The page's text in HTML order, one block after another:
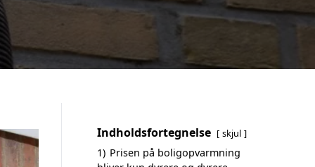
Indholdsfortegnelse skjul
1) Prisen på boligopvarmning